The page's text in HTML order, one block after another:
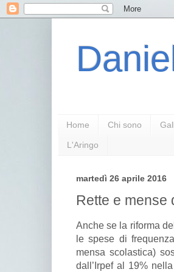
Home Chi sono
L'Aringo
martedì 26 aprile 2016
Rette e mense
Anche se la riforma
le spese di
mensa scolastica)
dall’Irpef al 19%